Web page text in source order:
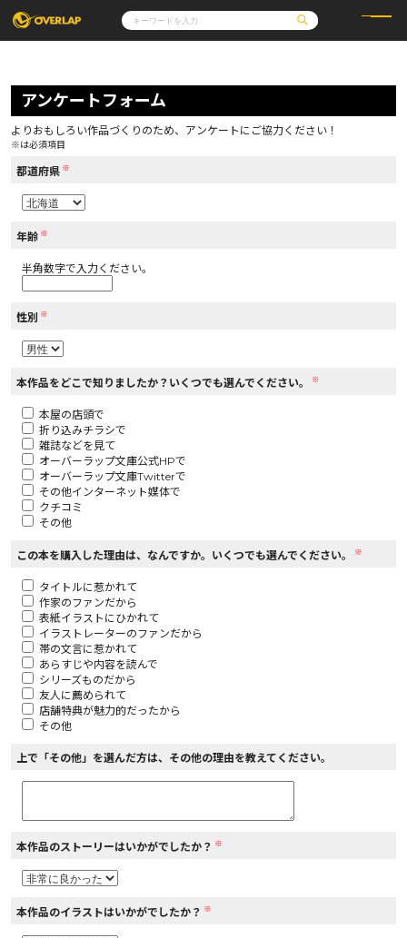
コミック
コミックガルド
コミッククリエ
LiQulle
ラブパルフェ
ライトノベル
ロサージュノベルス
その他
コミックエッセイ
通販・NEWS
OVERLAP STORE
アクセス
オーバーラップホールディングス
コミックパルフェ
閉じる
アンケートフォーム
よりおもしろい作品づくりのため、アンケートにご協力ください！
※は必須項目
都道府県 ※
年齢 ※
半角数字で入力ください。
性別 ※
本作品をどこで知りましたか？いくつでも選んでください。 ※
本屋の店頭で
折り込みチラシで
雑誌などを見て
オーバーラップ文庫公式HPで
オーバーラップ文庫Twitterで
その他インターネット媒体で
クチコミ
その他
この本を購入した理由は、なんですか。いくつでも選んでください。 ※
タイトルに惹かれて
作家のファンだから
表紙イラストにひかれて
イラストレーターのファンだから
帯の文言に惹かれて
あらすじや内容を読んで
シリーズものだから
友人に薦められて
店舗特典が魅力的だったから
その他
上で「その他」を選んだ方は、その他の理由を教えてください。
本作品のストーリーはいかがでしたか？ ※
本作品のイラストはいかがでしたか？ ※